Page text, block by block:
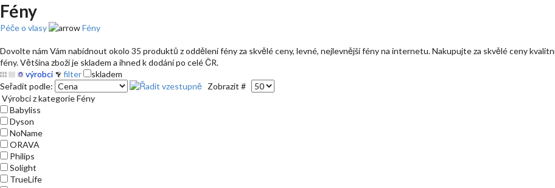
Fény
Péče o vlasy Fény
Dovolte nám Vám nabídnout okolo 35 produktů z oddělení fény za skvělé ceny, levné, nejlevnější fény na internetu. Nakupujte za skvělé ceny
fény. Většina zboží je skladem a ihned k dodání po celé ČR.
výrobci
filter
skladem
Seřadit podle:
Zobrazit #
Výrobci z kategorie Fény
Babyliss
Dyson
NoName
ORAVA
Philips
Solight
TrueLife